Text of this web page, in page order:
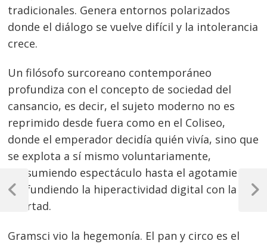
tradicionales. Genera entornos polarizados
donde el diálogo se vuelve difícil y la intolerancia
crece.
Un filósofo surcoreano contemporáneo
profundiza con el concepto de sociedad del
cansancio, es decir, el sujeto moderno no es
reprimido desde fuera como en el Coliseo,
donde el emperador decidía quién vivía, sino que
se explota a sí mismo voluntariamente,
consumiendo espectáculo hasta el agotamiento,
confundiendo la hiperactividad digital con la
libertad.
Gramsci vio la hegemonía. El pan y circo es el
Navegación
de
Previous
Next